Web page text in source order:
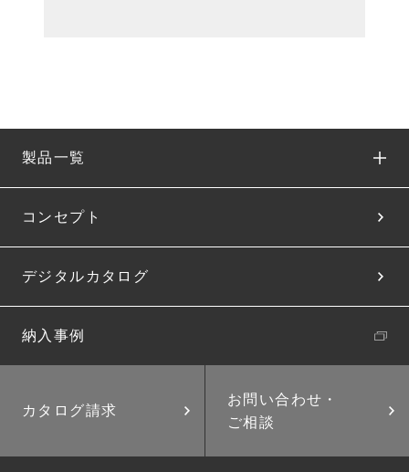
製品一覧
コンセプト
デジタルカタログ
納入事例
カタログ請求
お問い合わせ・
ご相談